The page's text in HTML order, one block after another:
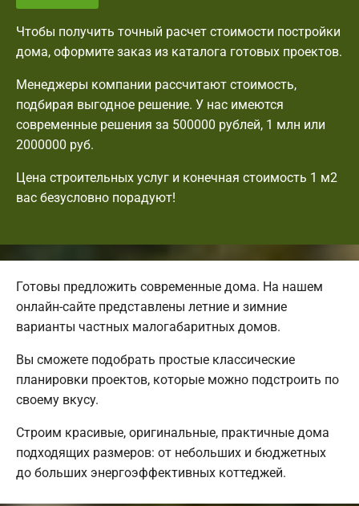
Чтобы получить точный расчет стоимости постройки
дома, оформите заказ из каталога готовых проектов.
Менеджеры компании рассчитают стоимость,
подбирая выгодное решение. У нас имеются
современные решения за 500000 рублей, 1 млн или
2000000 руб.
Цена строительных услуг и конечная стоимость 1 м2
вас безусловно порадуют!
Готовы предложить современные дома. На нашем
онлайн-сайте представлены летние и зимние
варианты частных малогабаритных домов.
Вы сможете подобрать простые классические
планировки проектов, которые можно подстроить по
своему вкусу.
Строим красивые, оригинальные, практичные дома
подходящих размеров: от небольших и бюджетных
до больших энергоэффективных коттеджей.